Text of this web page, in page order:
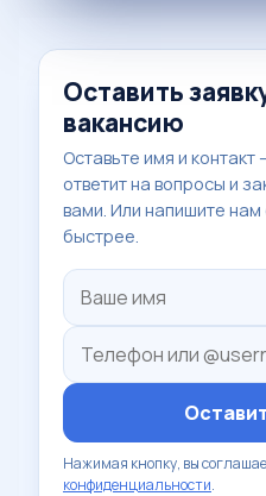
Оставить
вакансию
Оставьте имя и
ответит на вопросы и
вами. Или напишите
быстрее.
Нажимая кнопку, вы
конфиденциальности.